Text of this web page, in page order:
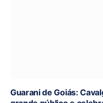
Guarani de Goiás: